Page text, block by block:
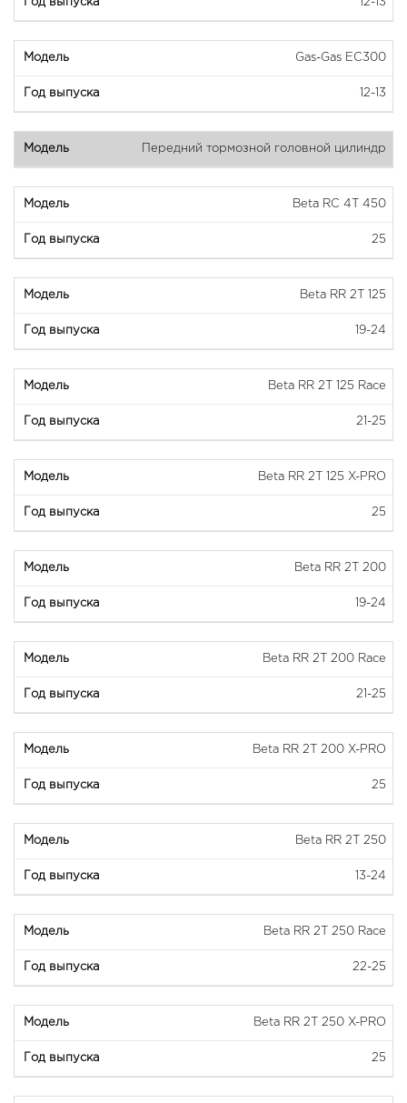
12-13
Gas-Gas EC300
12-13
Передний тормозной головной цилиндр
Beta RC 4T 450
25
Beta RR 2T 125
19-24
Beta RR 2T 125 Race
21-25
Beta RR 2T 125 X-PRO
25
Beta RR 2T 200
19-24
Beta RR 2T 200 Race
21-25
Beta RR 2T 200 X-PRO
25
Beta RR 2T 250
13-24
Beta RR 2T 250 Race
22-25
Beta RR 2T 250 X-PRO
25